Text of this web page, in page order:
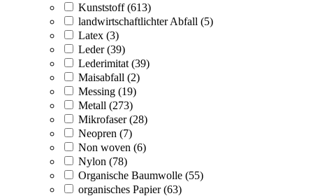
Kunststoff (613)
landwirtschaftlichter Abfall (5)
Latex (3)
Leder (39)
Lederimitat (39)
Maisabfall (2)
Messing (19)
Metall (273)
Mikrofaser (28)
Neopren (7)
Non woven (6)
Nylon (78)
Organische Baumwolle (55)
organisches Papier (63)